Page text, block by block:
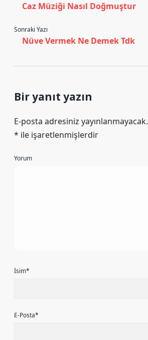
Caz Müziği Nasıl Doğmuştur
Sonraki Yazı
Nüve Vermek Ne Demek Tdk
Bir yanıt yazın
E-posta adresiniz yayınlanmayacak.
* ile işaretlenmişlerdir
Yorum
İsim*
E-Posta*